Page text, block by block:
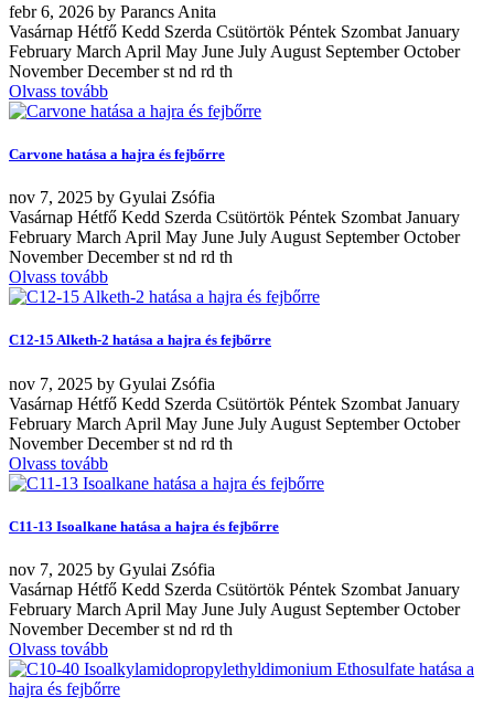
febr6, 2026 by Parancs Anita
Vasárnap Hétfő Kedd Szerda Csütörtök Péntek Szombat January
February March April May June July August September October
November December st nd rd th
Olvass tovább
Carvone hatása a hajra és fejbőrre
nov 7, 2025 by Gyulai Zsófia
Vasárnap Hétfő Kedd Szerda Csütörtök Péntek Szombat January
February March April May June July August September October
November December st nd rd th
Olvass tovább
C12-15 Alketh-2 hatása a hajra és fejbőrre
nov 7, 2025 by Gyulai Zsófia
Vasárnap Hétfő Kedd Szerda Csütörtök Péntek Szombat January
February March April May June July August September October
November December st nd rd th
Olvass tovább
C11-13 Isoalkane hatása a hajra és fejbőrre
nov 7, 2025 by Gyulai Zsófia
Vasárnap Hétfő Kedd Szerda Csütörtök Péntek Szombat January
February March April May June July August September October
November December st nd rd th
Olvass tovább